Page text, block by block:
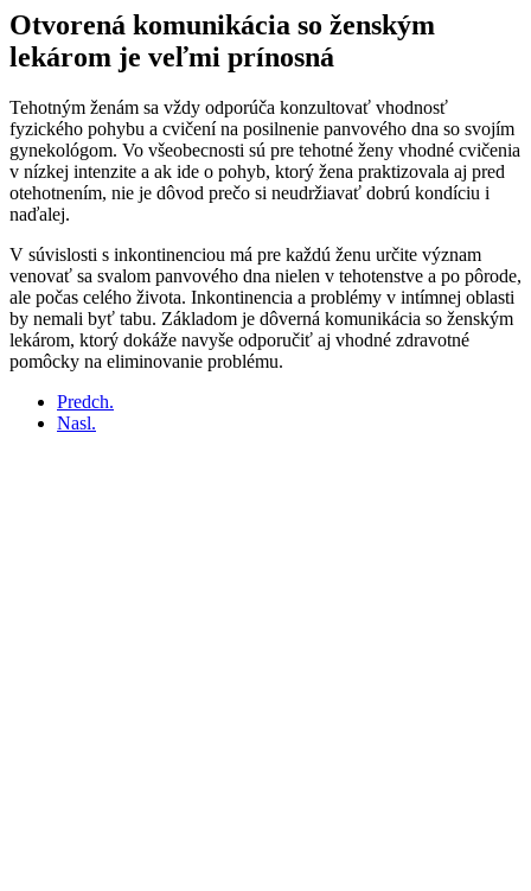
Otvorená komunikácia so ženským
lekárom je veľmi prínosná
Tehotným ženám sa vždy odporúča konzultovať vhodnosť
fyzického pohybu a cvičení na posilnenie panvového dna so svojím
gynekológom. Vo všeobecnosti sú pre tehotné ženy vhodné cvičenia
v nízkej intenzite a ak ide o pohyb, ktorý žena praktizovala aj pred
otehotnením, nie je dôvod prečo si neudržiavať dobrú kondíciu i
naďalej.
V súvislosti s inkontinenciou má pre každú ženu určite význam
venovať sa svalom panvového dna nielen v tehotenstve a po pôrode,
ale počas celého života. Inkontinencia a problémy v intímnej oblasti
by nemali byť tabu. Základom je dôverná komunikácia so ženským
lekárom, ktorý dokáže navyše odporučiť aj vhodné zdravotné
pomôcky na eliminovanie problému.
Predch.
Nasl.